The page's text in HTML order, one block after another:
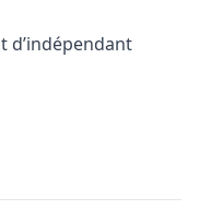
d’indépendant